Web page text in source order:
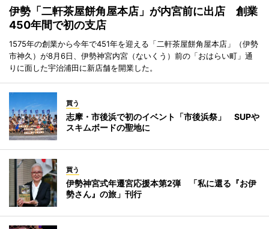
伊勢「二軒茶屋餅角屋本店」が内宮前に出店 創業
450年間で初の支店
1575年の創業から今年で451年を迎える「二軒茶屋餅角屋本店」（伊勢
市神久）が8月6日、伊勢神宮内宮（ないくう）前の「おはらい町」通
りに面した宇治浦田に新店舗を開業した。
買う
志摩・市後浜で初のイベント「市後浜祭」 SUPや
スキムボードの聖地に
買う
伊勢神宮式年遷宮応援本第2弾 「私に還る『お伊
勢さん』の旅」刊行